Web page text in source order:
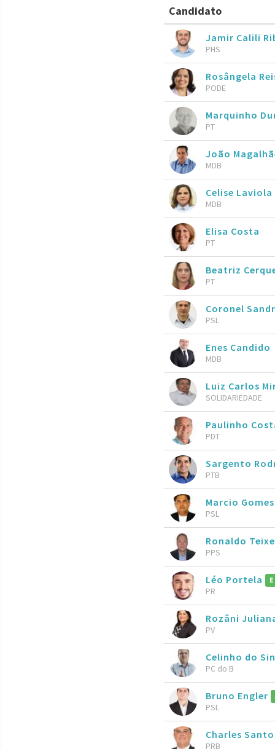
Candidato
Jamir Calili
PHS
Rosângela
PODE
Marquinho
PT
João
MDB
Celise Laviola
MDB
Elisa Costa
PT
Beatriz
PT
Coronel
PSL
Enes Candido
MDB
Luiz Carlos
SOLIDARIEDADE
Paulinho
PDT
Sargento
PTB
Marcio Gomes
PSL
Ronaldo
PPS
Léo Portela
PR
Rozâni
PV
Celinho do
PC do B
Bruno Engler
PSL
Charles
PRB